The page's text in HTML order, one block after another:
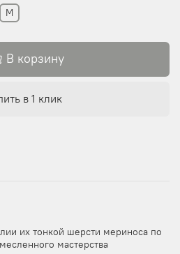
M
В корзину
в 1 клик
их тонкой шерсти мериноса по
мастерства